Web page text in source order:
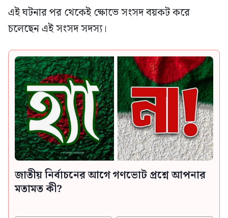
এই ঘটনার পর থেকেই ক্ষোভে সংসদ বয়কট করে
চলেছেন এই সংসদ সদস্য।
জাতীয় নির্বাচনের আগে গণভোট প্রশ্নে আপনার
মতামত কী?